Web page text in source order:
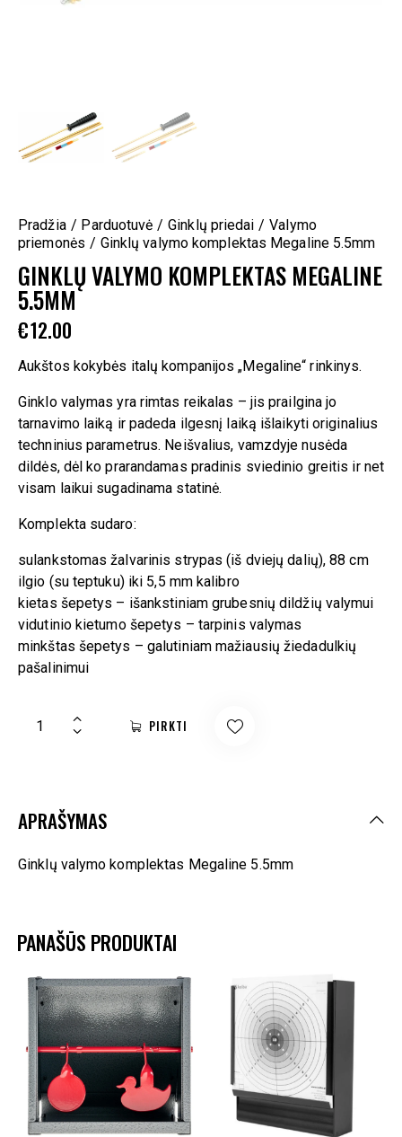
Pradžia Parduotuvė Ginklų priedai
Valymo
priemonės
Ginklų valymo komplektas Megaline 5.5mm
GINKLŲ VALYMO KOMPLEKTAS MEGALINE
5.5MM
€12.00
Aukštos kokybės italų kompanijos „Megaline“ rinkinys.
Ginklo valymas yra rimtas reikalas – jis prailgina jo
tarnavimo laiką ir padeda ilgesnį laiką išlaikyti originalius
techninius parametrus. Neišvalius, vamzdyje nusėda
dildės, dėl ko prarandamas pradinis sviedinio greitis ir net
visam laikui sugadinama statinė.
Komplekta sudaro:
sulankstomas žalvarinis strypas (iš dviejų dalių), 88 cm
ilgio (su teptuku) iki 5,5 mm kalibro
kietas šepetys – išankstiniam grubesnių dildžių valymui
vidutinio kietumo šepetys – tarpinis valymas
minkštas šepetys – galutiniam mažiausių žiedadulkių
pašalinimui
PIRKTI
APRAŠYMAS
Ginklų valymo komplektas Megaline 5.5mm
PANAŠŪS PRODUKTAI